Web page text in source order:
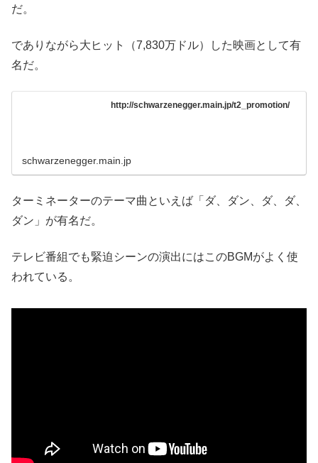
だ。
でありながら大ヒット（7,830万ドル）した映画として有
名だ。
http://schwarzenegger.main.jp/t2_promotion/
schwarzenegger.main.jp
ターミネーターのテーマ曲といえば「ダ、ダン、ダ、ダ、
ダン」が有名だ。
テレビ番組でも緊迫シーンの演出にはこのBGMがよく使
われている。